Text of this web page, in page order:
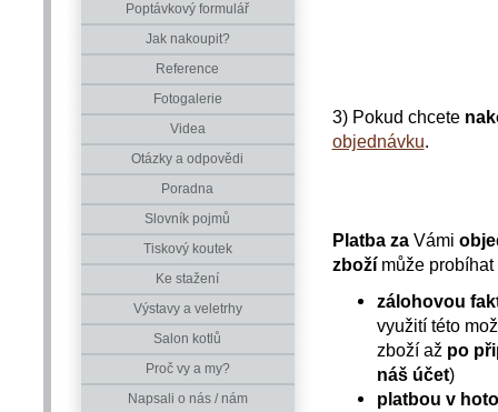
Poptávkový formulář
Jak nakoupit?
Reference
Fotogalerie
Videa
Otázky a odpovědi
Poradna
Slovník pojmů
Tiskový koutek
Ke stažení
Výstavy a veletrhy
Salon kotlů
Proč vy a my?
Napsali o nás / nám
3) Pokud chcete
objednávku.
Platba za Vámi
zboží může
zálohovou
využití této
zboží až po
náš účet)
platbou v